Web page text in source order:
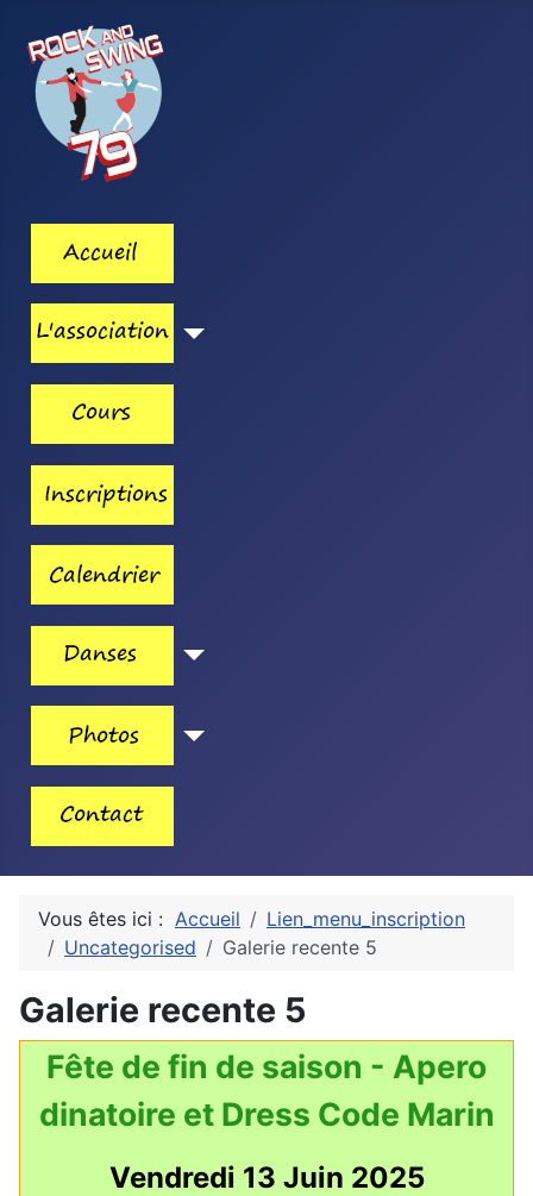
Vous êtes ici : Accueil
Lien_menu_inscription
Uncategorised
Galerie recente 5
Galerie recente 5
Fête de fin de saison - Apero
dinatoire et Dress Code Marin
Vendredi 13 Juin 2025